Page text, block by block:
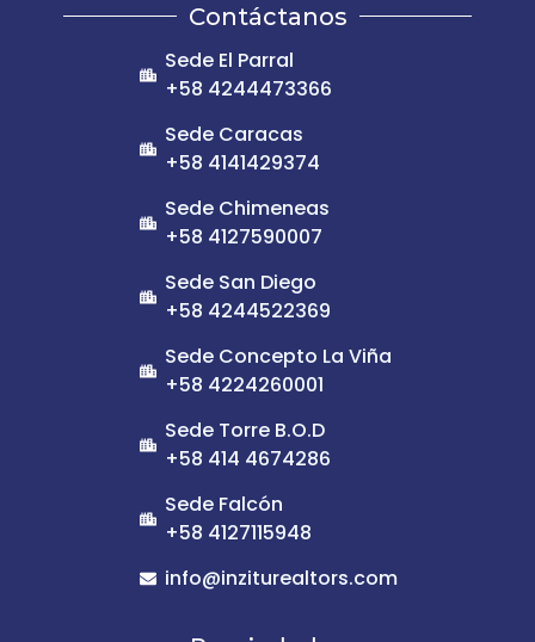
Contáctanos
Sede El Parral
+58 4244473366
Sede Caracas
+58 4141429374
Sede Chimeneas
+58 4127590007
Sede San Diego
+58 4244522369
Sede Concepto La Viña
+58 4224260001
Sede Torre B.O.D
+58 414 4674286
Sede Falcón
+58 4127115948
info@inziturealtors.com